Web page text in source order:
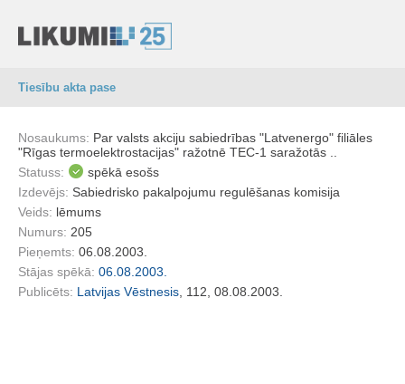
Tiesību akta pase
Nosaukums: Par valsts akciju sabiedrības "Latvenergo" filiāles
"Rīgas termoelektrostacijas" ražotnē TEC-1 saražotās ..
Statuss:
spēkā esošs
Izdevējs: Sabiedrisko pakalpojumu regulēšanas komisija
Veids: lēmums
Numurs: 205
Pieņemts: 06.08.2003.
Stājas spēkā: 06.08.2003.
Publicēts: Latvijas Vēstnesis , 112, 08.08.2003.